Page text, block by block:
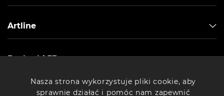
Artline
Drukarki 3D
Komputery Artline
Nasza strona wykorzystuje pliki cookie, aby
sprawnie działać i pomóc nam zapewnić